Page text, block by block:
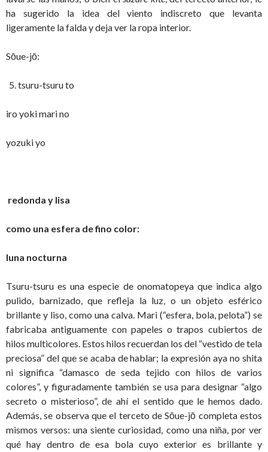
ha sugerido la idea del viento indiscreto que levanta
ligeramente la falda y deja ver la ropa interior.
Sōue-jō:
tsuru-tsuru to
iro yoki mari no
yozuki yo
redonda y lisa
como una esfera de fino color:
luna nocturna
Tsuru-tsuru es una especie de onomatopeya que indica algo
pulido, barnizado, que refleja la luz, o un objeto esférico
brillante y liso, como una calva. Mari (“esfera, bola, pelota”) se
fabricaba antiguamente con papeles o trapos cubiertos de
hilos multicolores. Estos hilos recuerdan los del “vestido de tela
preciosa” del que se acaba de hablar; la expresión aya no shita
ni significa “damasco de seda tejido con hilos de varios
colores”, y figuradamente también se usa para designar “algo
secreto o misterioso”, de ahí el sentido que le hemos dado.
Además, se observa que el terceto de Sōue-jō completa estos
mismos versos: una siente curiosidad, como una niña, por ver
qué hay dentro de esa bola cuyo exterior es brillante y